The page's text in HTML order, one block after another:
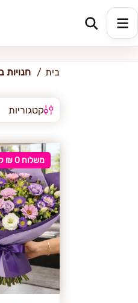
בית חולים הדסה הר
בית
קטגוריות
משלוח 0 ₪ קופון הטבה